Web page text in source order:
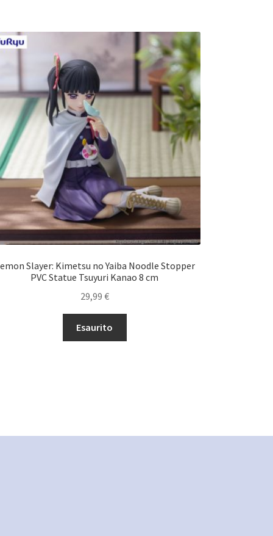
Slayer: Kimetsu no Yaiba Noodle Stopper
PVC Statue Tsuyuri Kanao 8 cm
29,99 €
Esaurito